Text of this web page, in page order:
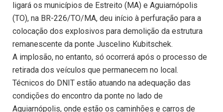
ligará os municípios de Estreito (MA) e Aguiarnópolis
(TO), na BR-226/TO/MA, deu início à perfuração para a
colocação dos explosivos para demolição da estrutura
remanescente da ponte Juscelino Kubitschek.
A implosão, no entanto, só ocorrerá após o processo de
retirada dos veículos que permanecem no local.
Técnicos do DNIT estão atuando na adequação das
condições do encontro da ponte no lado de
Aguiarnópolis, onde estão os caminhões e carros de